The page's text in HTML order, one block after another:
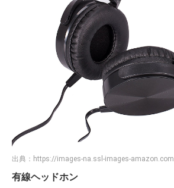
出典： https://images-na.ssl-images-amazon.com
有線ヘッドホン